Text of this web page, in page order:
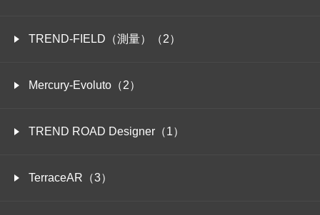
TREND-FIELD（測量）（2）
Mercury-Evoluto（2）
TREND ROAD Designer（1）
TerraceAR（3）